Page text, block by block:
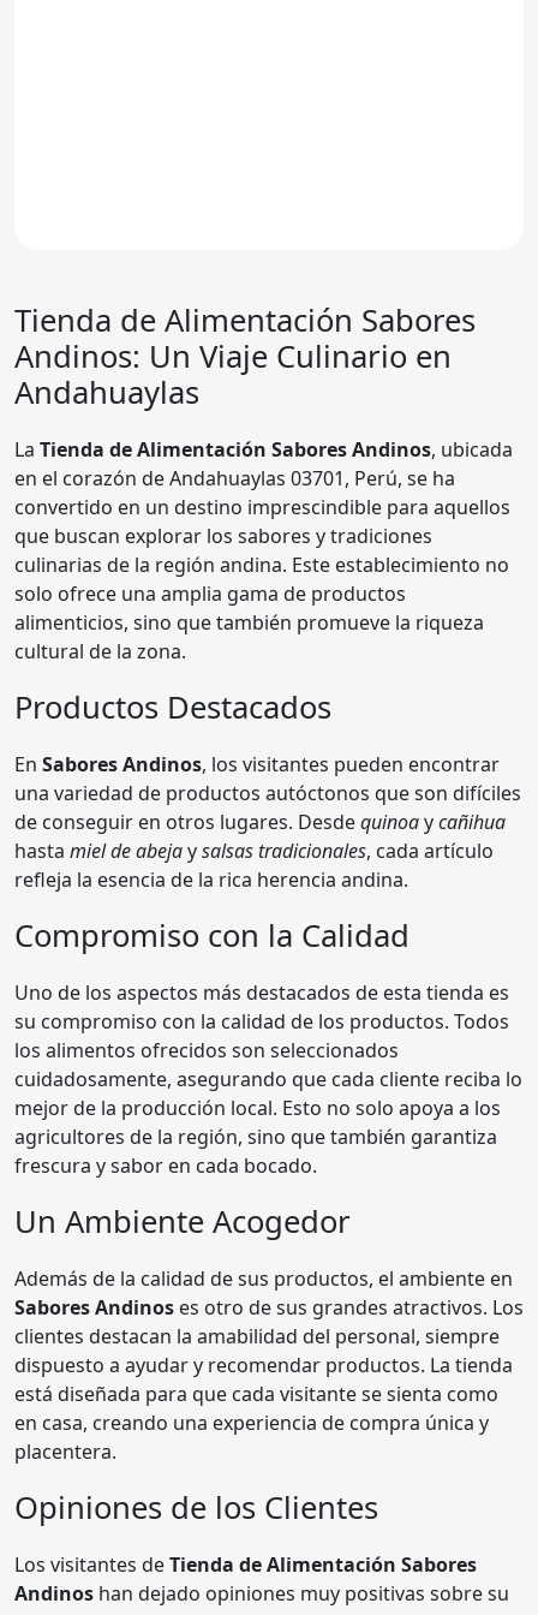
Tienda de Alimentación Sabores
Andinos: Un Viaje Culinario en
Andahuaylas
La Tienda de Alimentación Sabores Andinos, ubicada
en el corazón de Andahuaylas 03701, Perú, se ha
convertido en un destino imprescindible para aquellos
que buscan explorar los sabores y tradiciones
culinarias de la región andina. Este establecimiento no
solo ofrece una amplia gama de productos
alimenticios, sino que también promueve la riqueza
cultural de la zona.
Productos Destacados
En Sabores Andinos, los visitantes pueden encontrar
una variedad de productos autóctonos que son difíciles
de conseguir en otros lugares. Desdequinoaycañihua
hasta miel de abejaysalsas tradicionales, cada artículo
refleja la esencia de la rica herencia andina.
Compromiso con la Calidad
Uno de los aspectos más destacados de esta tienda es
su compromiso con la calidad de los productos. Todos
los alimentos ofrecidos son seleccionados
cuidadosamente, asegurando que cada cliente reciba lo
mejor de la producción local. Esto no solo apoya a los
agricultores de la región, sino que también garantiza
frescura y sabor en cada bocado.
Un Ambiente Acogedor
Además de la calidad de sus productos, el ambiente en
Sabores Andinos es otro de sus grandes atractivos. Los
clientes destacan la amabilidad del personal, siempre
dispuesto a ayudar y recomendar productos. La tienda
está diseñada para que cada visitante se sienta como
en casa, creando una experiencia de compra única y
placentera.
Opiniones de los Clientes
Los visitantes deTienda de Alimentación Sabores
Andinos han dejado opiniones muy positivas sobre su